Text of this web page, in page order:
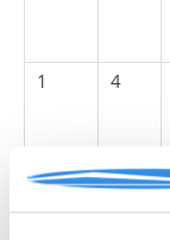
1
4